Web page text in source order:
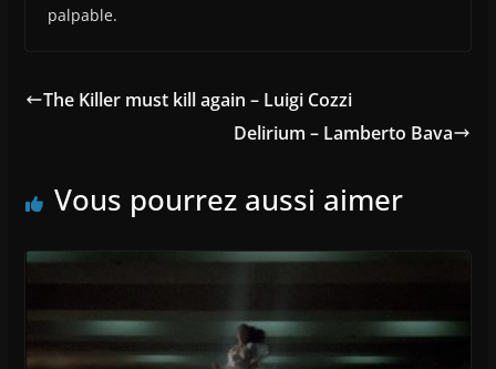
palpable.
The Killer must kill again – Luigi Cozzi
Delirium – Lamberto Bava
Vous pourrez aussi aimer